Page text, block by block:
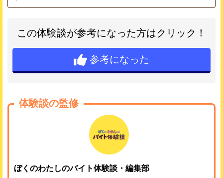
この体験談が参考になった方はクリック！
参考になった
体験談の監修
ぼくのわたしのバイト体験談・編集部